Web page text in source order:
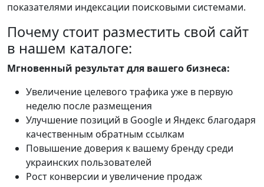
показателями индексации поисковыми системами.
Почему стоит разместить свой сайт
в нашем каталоге:
Мгновенный результат для вашего бизнеса:
Увеличение целевого трафика уже в первую
неделю после размещения
Улучшение позиций в Google и Яндекс благодаря
качественным обратным ссылкам
Повышение доверия к вашему бренду среди
украинских пользователей
Рост конверсии и увеличение продаж